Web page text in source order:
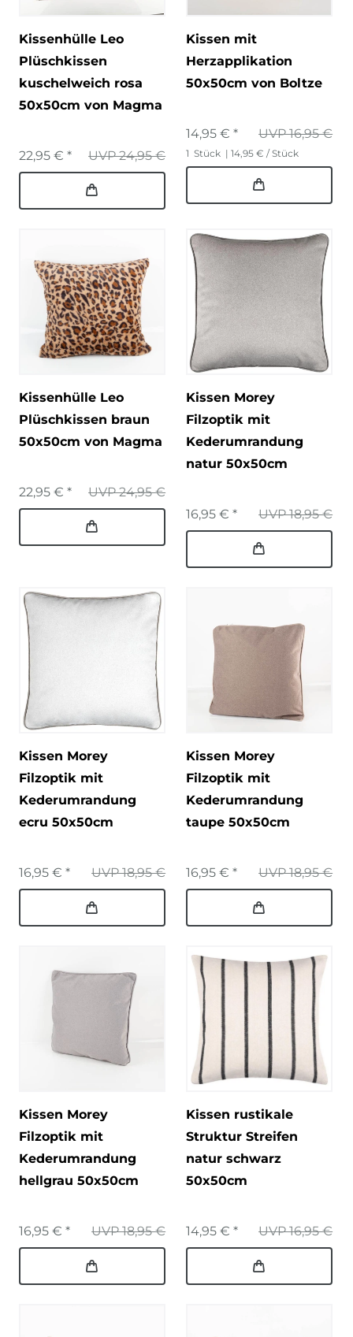
Kissenhülle Leo
Plüschkissen
kuschelweich rosa
50x50cm von Magma
UVP 24,95 €
22,95 € *
Kissen mit
Herzapplikation
50x50cm von Boltze
UVP 16,95 €
14,95 € *
1 Stück | 14,95 € / Stück
Kissenhülle Leo
Plüschkissen braun
50x50cm von Magma
UVP 24,95 €
22,95 € *
Kissen Morey
Filzoptik mit
Kederumrandung
natur 50x50cm
UVP 18,95 €
16,95 € *
Kissen Morey
Filzoptik mit
Kederumrandung
ecru 50x50cm
UVP 18,95 €
16,95 € *
Kissen Morey
Filzoptik mit
Kederumrandung
taupe 50x50cm
UVP 18,95 €
16,95 € *
Kissen Morey
Filzoptik mit
Kederumrandung
hellgrau 50x50cm
UVP 18,95 €
16,95 € *
Kissen rustikale
Struktur Streifen
natur schwarz
50x50cm
UVP 16,95 €
14,95 € *